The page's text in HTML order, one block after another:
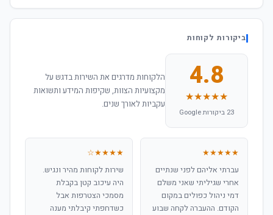
ביקורות לקוחות
4.8
★★★★★
23 ביקורות Google
הלקוחות מדרגים את השירות בדגש על
מקצועיות הצוות, שקיפות המידע ותשואות
עקביות לאורך שנים.
★★★★★
עברתי אליהם לפני שנתיים
אחרי שגיליתי שאני משלם
דמי ניהול כפולים במקום
הקודם. ההעברה לקחה שבוע
★★★★☆
שירות לקוחות מהיר ונגיש.
היה עיכוב קטן בקבלת
מסמכי הצטרפות אבל
כשדחפתי קיבלתי מענה